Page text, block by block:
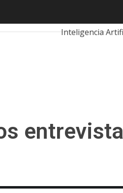
Inteligencia